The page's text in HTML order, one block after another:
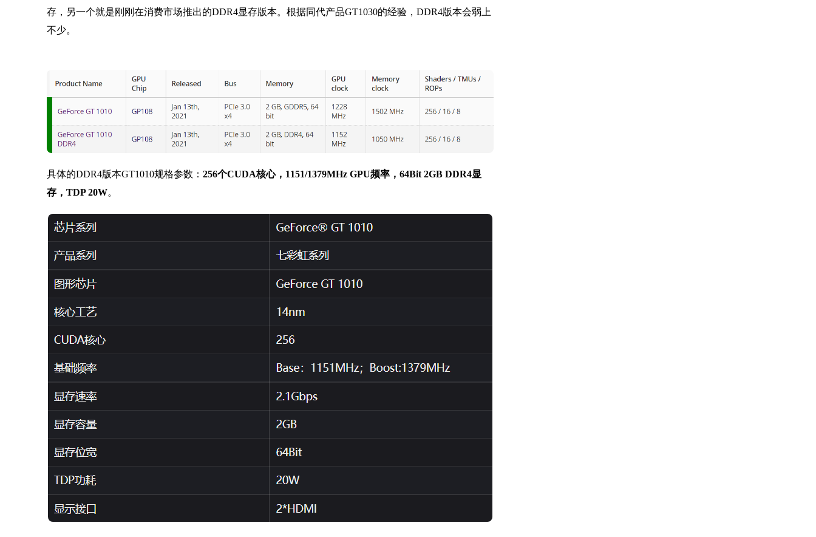
存，另一个就是刚刚在消费市场推出的DDR4显存版本。根据同代产品GT1030的经验，DDR4版本会弱上
不少。
具体的DDR4版本GT1010规格参数： 256个CUDA核心，1151/1379MHz GPU频率，64Bit 2GB DDR4显
存，TDP 20W。